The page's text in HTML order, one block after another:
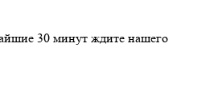
30 минут ждите нашего